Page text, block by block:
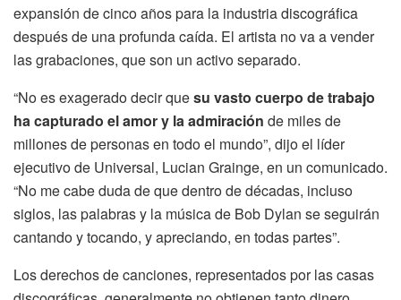
expansión de cinco años para la industria discográfica
después de una profunda caída. El artista no va a vender
las grabaciones, que son un activo separado.
“No es exagerado decir quesu vasto cuerpo de trabajo
ha capturado el amor y la admiración de miles de
millones de personas en todo el mundo”, dijo el líder
ejecutivo de Universal, Lucian Grainge, en un comunicado.
“No me cabe duda de que dentro de décadas, incluso
siglos, las palabras y la música de Bob Dylan se seguirán
cantando y tocando, y apreciando, en todas partes”.
Los derechos de canciones, representados por las casas